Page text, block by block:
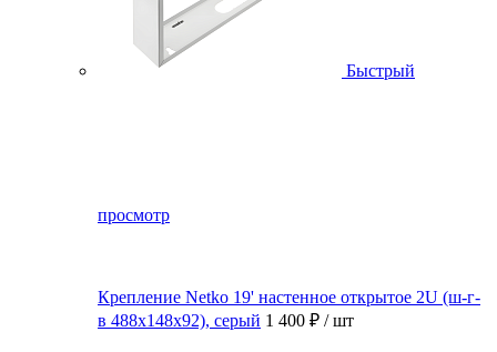
Быстрый
просмотр
Крепление Netko 19' настенное открытое 2U (ш-г-
в 488х148х92), серый 1 400 ₽ / шт